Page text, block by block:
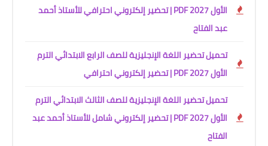
الأول 2027 PDF | تحضير إلكتروني احترافي للأستاذ أحمد
عبد الفتاح
تحميل تحضير اللغة الإنجليزية للصف الرابع الابتدائي الترم
الأول 2027 PDF | تحضير إلكتروني احترافي
تحميل تحضير اللغة الإنجليزية للصف الثالث الابتدائي الترم
الأول 2027 PDF | تحضير إلكتروني شامل للأستاذ أحمد عبد
الفتاح